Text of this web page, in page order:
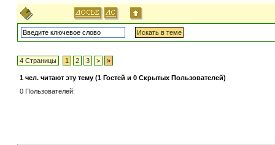
4 Страницы 1 2 3 > »
1 чел. читают эту тему (1 Гостей и 0 Скрытых Пользователей)
0 Пользователей: